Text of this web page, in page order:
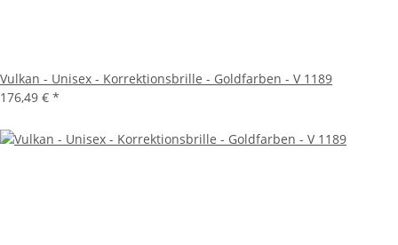
Vulkan - Unisex - Korrektionsbrille - Goldfarben - V 1189
176,49 € *